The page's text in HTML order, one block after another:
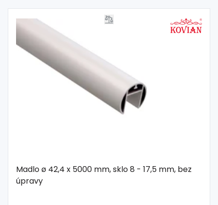
Automatizácia
Dom, dielňa,záhrada
Hutnícky materiál
materiál
Madlo ø 42,4 x 5000 mm, sklo 8 - 17,5 mm, bez
úpravy